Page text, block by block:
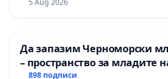
мениджмънт – гр. Пазарджик
5 Aug 2026
Да запазим Черноморски
– пространство за младите
898 подписи